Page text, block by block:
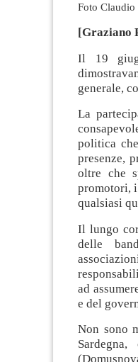
Foto
[Graziano
Il 19
generale,
La
politica
presenze,
oltre che
promotori,
qualsiasi
Il lungo
delle
ad
e del
Non sono